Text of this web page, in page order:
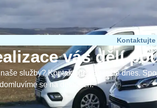
Kontaktujte
vás dělí
služby? Kontaktujte nás ještě dnes.
se na detailech.